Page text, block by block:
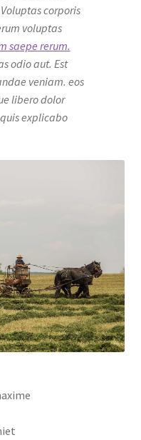
corporis
voluptas
saepe rerum.
odio aut. Est
veniam. eos
libero dolor
explicabo